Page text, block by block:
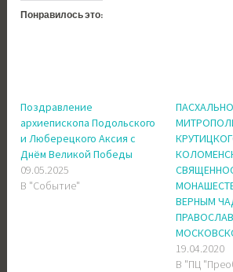
Понравилось это:
Поздравление
архиепископа Подольского
и Люберецкого Аксия с
Днём Великой Победы
09.05.2025
В "Событие"
ВЕРНЫМ
19.04.2020
В "ПЦ